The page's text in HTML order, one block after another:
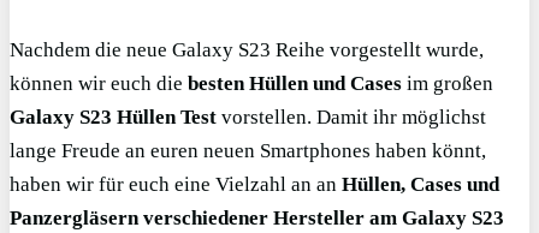
Nachdem die neue Galaxy S23 Reihe vorgestellt wurde,
können wir euch die besten Hüllen und Cases im großen
Galaxy S23 Hüllen Test vorstellen. Damit ihr möglichst
lange Freude an euren neuen Smartphones haben könnt,
haben wir für euch eine Vielzahl an an Hüllen, Cases und
Panzergläsern verschiedener Hersteller am Galaxy S23